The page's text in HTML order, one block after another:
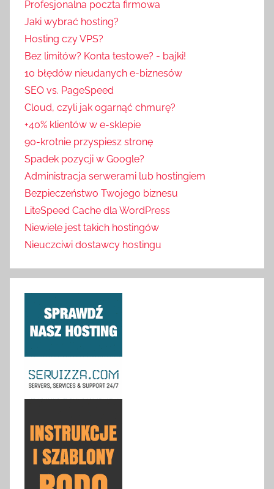
Profesjonalna poczta firmowa
Jaki wybrać hosting?
Hosting czy VPS?
Bez limitów? Konta testowe? - bajki!
10 błędów nieudanych e-biznesów
SEO vs. PageSpeed
Cloud, czyli jak ogarnąć chmurę?
+40% klientów w e-sklepie
90-krotnie przyspiesz stronę
Spadek pozycji w Google?
Administracja serwerami lub hostingiem
Bezpieczeństwo Twojego biznesu
LiteSpeed Cache dla WordPress
Niewiele jest takich hostingów
Nieuczciwi dostawcy hostingu